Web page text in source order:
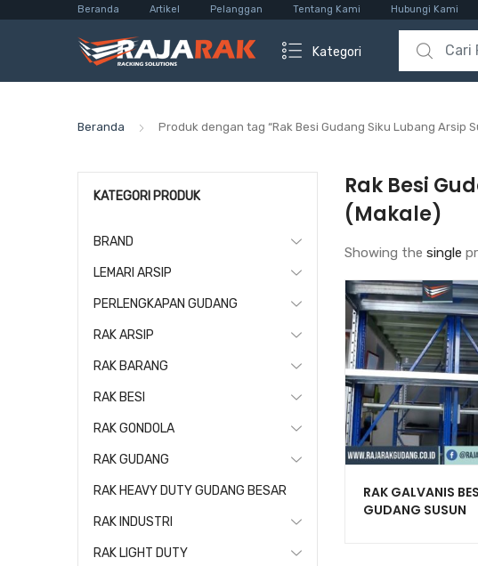
Beranda Artikel Pelanggan Tentang Kami Hubungi Kami
Kategori
Search for:
Beranda Produk dengan tag “Rak Besi Gudang Siku Lubang Arsip
Rak Besi
(Makale)
Showing the single
RAK GALVANIS
GUDANG SUSUN
KATEGORI PRODUK
BRAND
LEMARI ARSIP
PERLENGKAPAN GUDANG
RAK ARSIP
RAK BARANG
RAK BESI
RAK GONDOLA
RAK GUDANG
RAK HEAVY DUTY GUDANG BESAR
RAK INDUSTRI
RAK LIGHT DUTY